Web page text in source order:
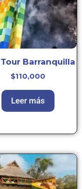
Barranquilla
$110,000
Leer más